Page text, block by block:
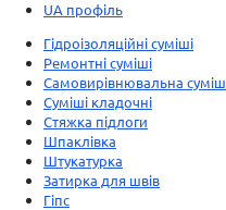
UA профіль
Гідроізоляційні суміші
Ремонтні суміші
Самовирівнювальна суміш
Суміші кладочні
Стяжка підлоги
Шпаклівка
Штукатурка
Затирка для швів
Гіпс